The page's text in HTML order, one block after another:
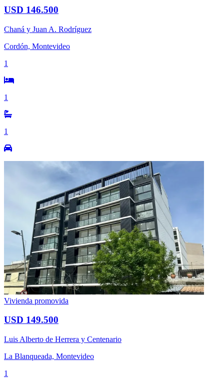
USD 146.500
Chaná y Juan A. Rodríguez
Cordón, Montevideo
1
1
1
Vivienda promovida
USD 149.500
Luis Alberto de Herrera y Centenario
La Blanqueada, Montevideo
1